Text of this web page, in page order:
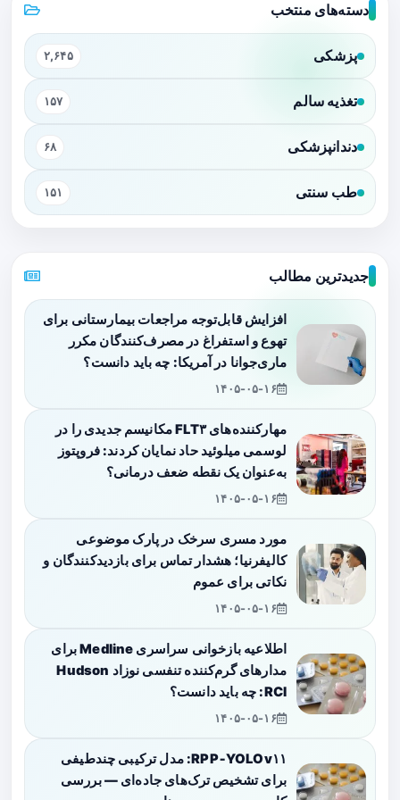
دسته‌های منتخب
پزشکی ۲,۶۴۵
تغذیه سالم ۱۵۷
دندانپزشکی ۶۸
طب سنتی ۱۵۱
جدیدترین مطالب
افزایش قابل‌توجه مراجعات بیمارستانی برای
تهوع و استفراغ در مصرف‌کنندگان مکرر
ماری‌جوانا در آمریکا: چه باید دانست؟
۱۴۰۵-۰۵-۱۶
مهارکننده‌های FLT۳ مکانیسم جدیدی را در
لوسمی میلوئید حاد نمایان کردند: فروپتوز
به‌عنوان یک نقطه ضعف درمانی؟
۱۴۰۵-۰۵-۱۶
مورد مسری سرخک در پارک موضوعی
کالیفرنیا؛ هشدار تماس برای بازدیدکنندگان و
نکاتی برای عموم
۱۴۰۵-۰۵-۱۶
اطلاعیه بازخوانی سراسری Medline برای
مدارهای گرم‌کننده تنفسی نوزاد Hudson
RCI: چه باید دانست؟
۱۴۰۵-۰۵-۱۶
RPP‑YOLOv۱۱: مدل ترکیبی چندطیفی
برای تشخیص ترک‌های جاده‌ای — بررسی